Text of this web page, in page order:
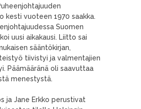
kesti vuoteen 1970 saakka.
Suomen
uusi aikakausi. Liitto sai
sääntökirjan,
tiivistyi ja valmentajien
Päämääränä oli saavuttaa
menestystä.
ja Jane Erkko perustivat